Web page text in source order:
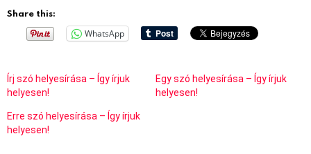
Share this:
WhatsApp
Írj szó helyesírása – Így írjuk
helyesen!
Egy szó helyesírása – Így írjuk
helyesen!
Erre szó helyesírása – Így írjuk
helyesen!